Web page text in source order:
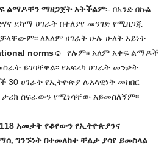
ልማዶቸን ማዘጋጀት አትችልም፡- በአንድ በኩል
ደካማ ሀገራት በተለያየ መንገድ የሚዘጋጁ
ለአለም ሀገራት ሁሉ ሁለት አይነት
norms☺
የሉም፡፡ አለም አቀፍ ልማዶች
ይገባቸዋል፡፡ የአፍሪካ ሀገራት መንቃት
30 ሀገራት የኢትዮጵያ ሉአላዊነት መከበር
ስፍራውን የሚነሳቸው አይመስለኝም፡፡
አመታት የቆየውን የኢትዮጵያንና
ግንኙነት በተመለከተ ቸልታ ያሳየ ይመስላል